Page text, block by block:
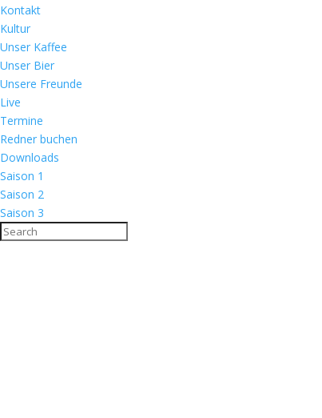
Kontakt
Kultur
Unser Kaffee
Unser Bier
Unsere Freunde
Live
Termine
Redner buchen
Downloads
Saison 1
Saison 2
Saison 3